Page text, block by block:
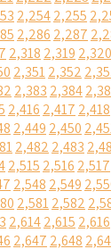
2,2542,255
2,286 2,287
2,318 2,319 2,320
2,3512,352
2,383 2,384
2,416 2,417 2,418
2,449 2,450
2,482 2,483
2,515 2,516 2,517
2,548 2,549
2,5812,582
2,6142,615 2,616
2,647 2,648